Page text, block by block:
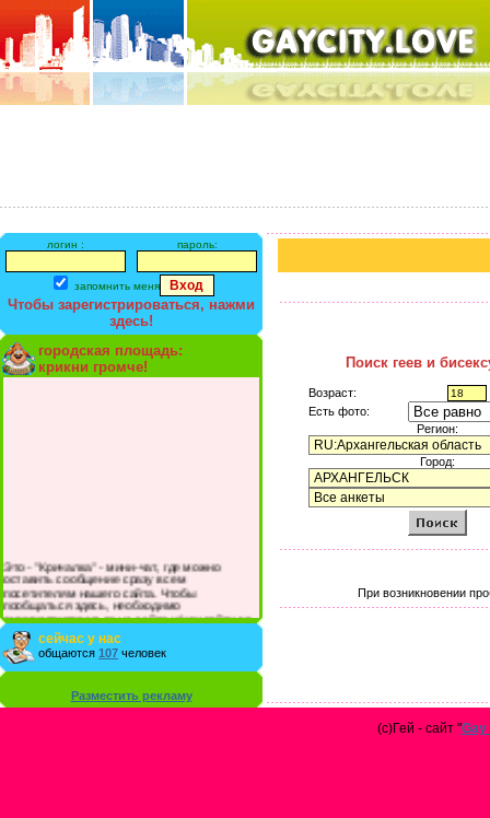
логин : пароль:
запомнить меня
Чтобы зарегистрироваться, нажми
здесь!
городская площадь:
крикни громче!
Это - "Кричалка" - мини-чат, где можно
оставить сообщение сразу всем
посетителям нашего сайта. Чтобы
пообщаться здесь, необходимо
зарегистрироваться на сайте и/или войти со
своими логином и паролем.
сейчас у нас
общаются 107 человек
Разместить рекламу
Поиск геев и
Возраст:
Есть фото:
Регион:
Город:
При возникновении
(с)Гей - сайт "Gay